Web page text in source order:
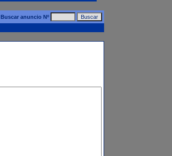
Buscar anuncio Nº